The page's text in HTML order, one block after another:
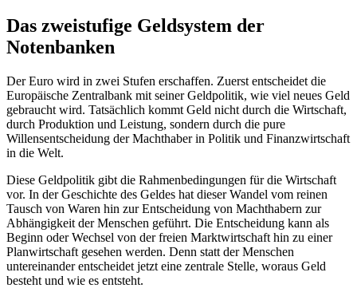
Das zweistufige Geldsystem der
Notenbanken
Der Euro wird in zwei Stufen erschaffen. Zuerst entscheidet die
Europäische Zentralbank mit seiner Geldpolitik, wie viel neues Geld
gebraucht wird. Tatsächlich kommt Geld nicht durch die Wirtschaft,
durch Produktion und Leistung, sondern durch die pure
Willensentscheidung der Machthaber in Politik und Finanzwirtschaft
in die Welt.
Diese Geldpolitik gibt die Rahmenbedingungen für die Wirtschaft
vor. In der Geschichte des Geldes hat dieser Wandel vom reinen
Tausch von Waren hin zur Entscheidung von Machthabern zur
Abhängigkeit der Menschen geführt. Die Entscheidung kann als
Beginn oder Wechsel von der freien Marktwirtschaft hin zu einer
Planwirtschaft gesehen werden. Denn statt der Menschen
untereinander entscheidet jetzt eine zentrale Stelle, woraus Geld
besteht und wie es entsteht.